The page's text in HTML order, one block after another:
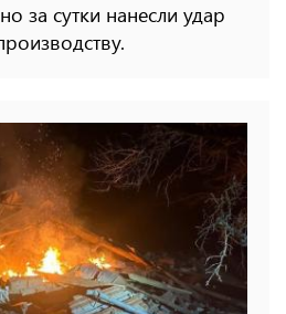
за сутки нанесли удар